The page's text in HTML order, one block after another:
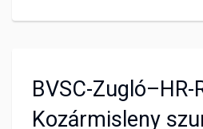
BVSC-Zugló–HR-
Kozármisleny